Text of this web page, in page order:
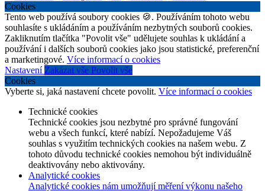
Cookies
Tento web používá soubory cookies 🍪. Používáním tohoto webu
souhlasíte s ukládáním a používáním nezbytných souborů cookies.
Zakliknutím tlačítka "Povolit vše" udělujete souhlas k ukládání a
používání i dalších souborů cookies jako jsou statistické, preferenční
a marketingové. Více informací o cookies
Nastavení Zakázat vše Povolit vše
Cookies
Vyberte si, jaká nastavení chcete povolit. Více informací o cookies
Technické cookies
Technické cookies jsou nezbytné pro správné fungování
webu a všech funkcí, které nabízí. Nepožadujeme Váš
souhlas s využitím technických cookies na našem webu. Z
tohoto důvodu technické cookies nemohou být individuálně
deaktivovány nebo aktivovány.
Analytické cookies
Analytické cookies nám umožňují měření výkonu našeho